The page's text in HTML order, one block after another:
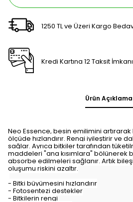
1250 TL ve Üzeri Kargo
Kredi Kartına 12 Taksit İmkanı
Ürün
Neo Essence, besin emilimini
ölçüde hızlandırır. Rengi iyileştirir ve
sağlar. Ayrıca bitkiler tarafından
maddeleri "ana kısımlara" bölünerek
absorbe edilmeleri sağlanır. Artık
oluşumu riskini azaltır.
- Bitki büyümesini hızlandırır
- Fotosentezi destekler
- Bitkilerin rengi